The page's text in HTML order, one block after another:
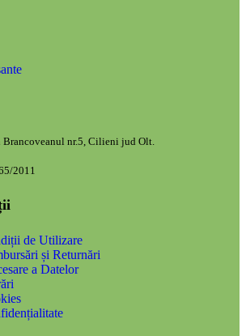
nr.5, Cilieni jud Olt.
2011
de Utilizare
și Returnări
a Datelor